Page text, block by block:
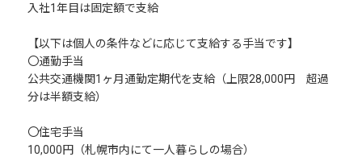
入社1年目は固定額で支給
【以下は個人の条件などに応じて支給する手当です】
〇通勤手当
公共交通機関1ヶ月通勤定期代を支給（上限28,000円 超過
分は半額支給）
〇住宅手当
10,000円（札幌市内にて一人暮らしの場合）